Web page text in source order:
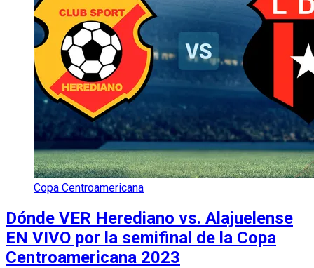
Copa Centroamericana
Dónde VER Herediano vs. Alajuelense
EN VIVO por la semifinal de la Copa
Centroamericana 2023